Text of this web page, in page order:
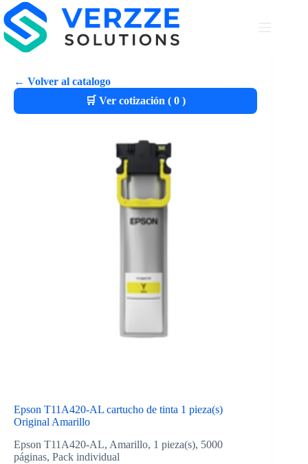
← Volver al catalogo
🛒 Ver cotización ( 0)
Epson T11A420-AL cartucho de tinta 1 pieza(s)
Original Amarillo
Epson T11A420-AL, Amarillo, 1 pieza(s), 5000
páginas, Pack individual